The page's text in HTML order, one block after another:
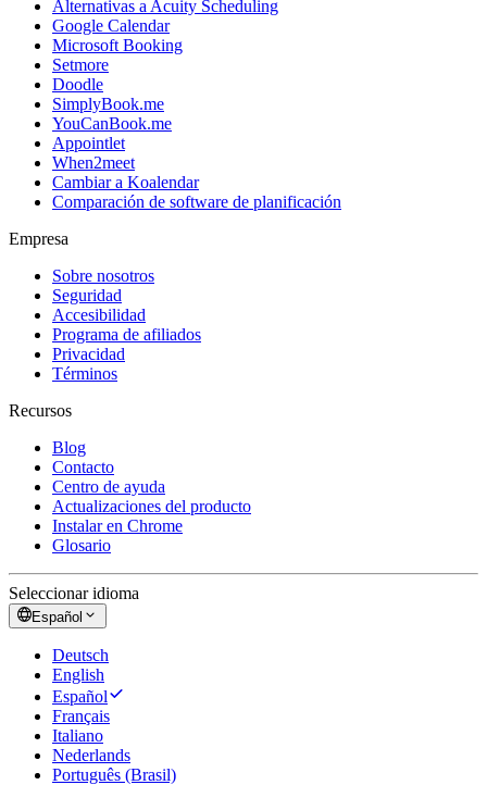
Alternativas a Acuity Scheduling
Google Calendar
Microsoft Booking
Setmore
Doodle
SimplyBook.me
YouCanBook.me
Appointlet
When2meet
Cambiar a Koalendar
Comparación de software de planificación
Empresa
Sobre nosotros
Seguridad
Accesibilidad
Programa de afiliados
Privacidad
Términos
Recursos
Blog
Contacto
Centro de ayuda
Actualizaciones del producto
Instalar en Chrome
Glosario
Seleccionar idioma
Español
Deutsch
English
Español
Français
Italiano
Nederlands
Português (Brasil)